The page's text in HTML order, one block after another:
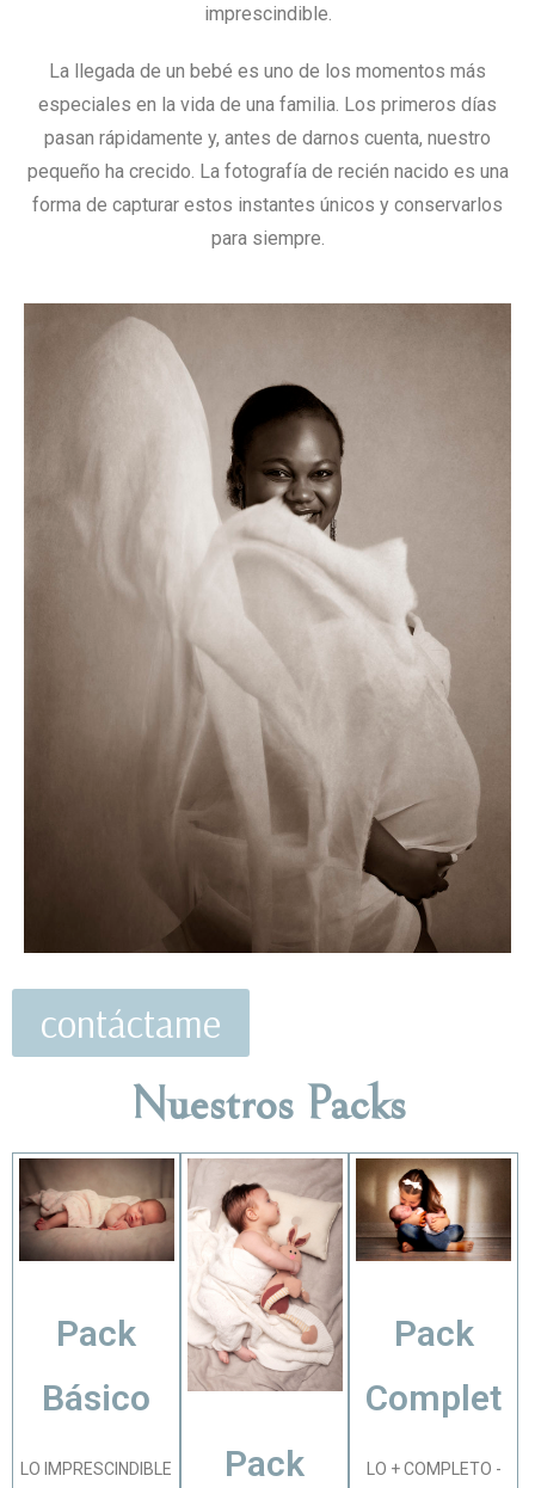
imprescindible.
La llegada de un bebé es uno de los momentos más
especiales en la vida de una familia. Los primeros días
pasan rápidamente y, antes de darnos cuenta, nuestro
pequeño ha crecido. La fotografía de recién nacido es una
forma de capturar estos instantes únicos y conservarlos
para siempre.
contáctame
Nuestros Packs
Pack
Básico
LO IMPRESCINDIBLE
Pack
Pack
Complet
LO + COMPLETO -